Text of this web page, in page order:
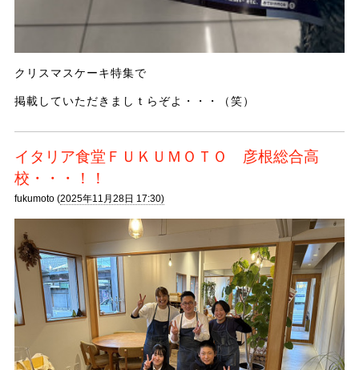
クリスマスケーキ特集で
掲載していただきましｔらぞよ・・・（笑）
イタリア食堂ＦＵＫＵＭＯＴＯ 彦根総合高
校・・・！！
fukumoto (2025年11月28日 17:30)